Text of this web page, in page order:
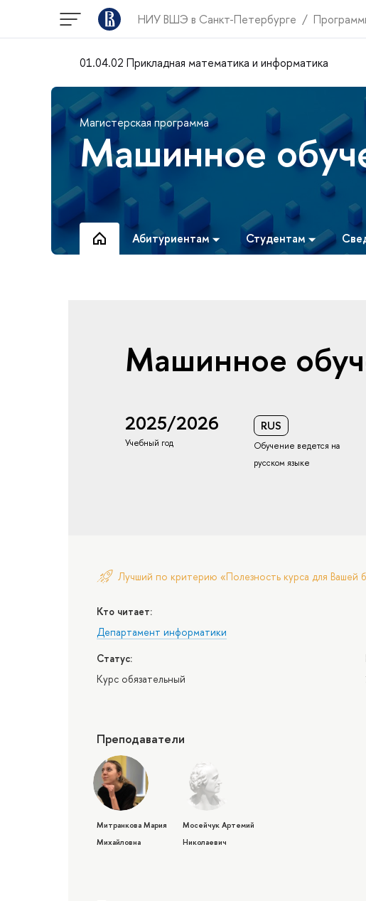
НИУ ВШЭ в Санкт-Петербурге
01.04.02 Прикладная математика и информатика
Магистерская программа
Машинное
Абитуриентам Студентам
Машинное
2025/2026
Учебный год
RUS
Обучение ведется на
русском языке
Лучший по критерию «Полезность курса для Вашей
Кто читает:
Департамент информатики
Статус:
Курс обязательный
Преподаватели
Митранкова Мария
Михайловна
Мосейчук Артемий
Николаевич